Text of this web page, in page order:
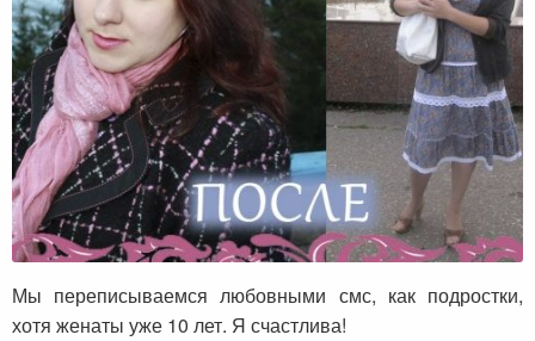
Мы переписываемся любовными смс, как подростки,
хотя женаты уже 10 лет. Я счастлива!